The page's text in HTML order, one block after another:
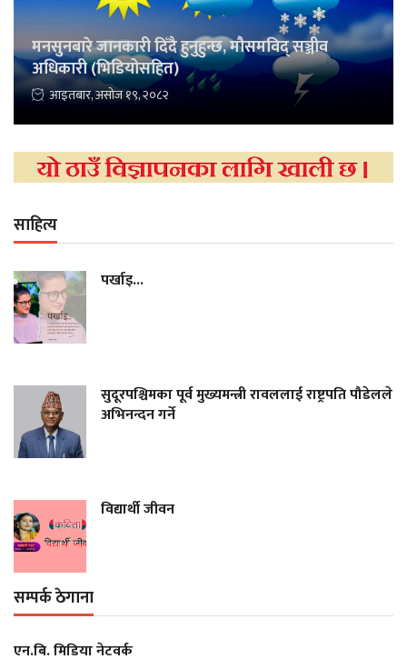
मनसुनबारे जानकारी दिँदै हुनुहुन्छ, मौसमविद् सञ्जीव
अधिकारी (भिडियोसहित)
आइतबार, असोज १९, २०८२
साहित्य
पर्खाइ...
सुदूरपश्चिमका पूर्व मुख्यमन्त्री रावललाई राष्ट्रपति पौडेलले
अभिनन्दन गर्ने
विद्यार्थी जीवन
सम्पर्क ठेगाना
एन‍.बि. मिडिया नेटवर्क